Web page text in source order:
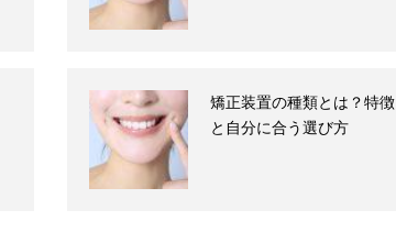
矯正装置の種類とは？特徴
と自分に合う選び方